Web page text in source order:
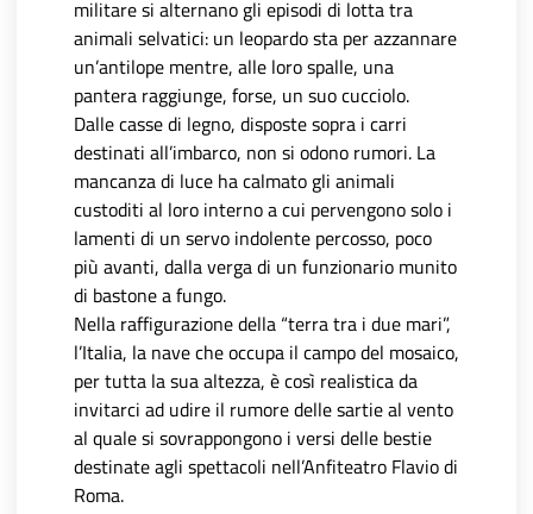
militare si alternano gli episodi di lotta tra
animali selvatici: un leopardo sta per azzannare
un’antilope mentre, alle loro spalle, una
pantera raggiunge, forse, un suo cucciolo.
Dalle casse di legno, disposte sopra i carri
destinati all’imbarco, non si odono rumori. La
mancanza di luce ha calmato gli animali
custoditi al loro interno a cui pervengono solo i
lamenti di un servo indolente percosso, poco
più avanti, dalla verga di un funzionario munito
di bastone a fungo.
Nella raffigurazione della “terra tra i due mari”,
l’Italia, la nave che occupa il campo del mosaico,
per tutta la sua altezza, è così realistica da
invitarci ad udire il rumore delle sartie al vento
al quale si sovrappongono i versi delle bestie
destinate agli spettacoli nell’Anfiteatro Flavio di
Roma.